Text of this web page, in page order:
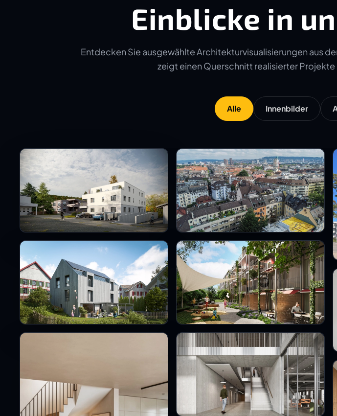
Einblicke in
Entdecken Sie ausgewählte Architekturvisualisierungen aus
zeigt einen Querschnitt realisierter
Alle Innenbilder